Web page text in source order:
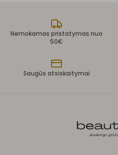
Nemokamas pristatymas nuo
50€
Saugūs atsiskaitymai